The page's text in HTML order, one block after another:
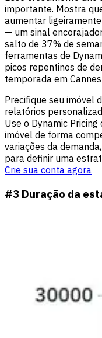
importante. Mostra
aumentar
— um sinal
salto de 37% de
ferramentas de
picos repentinos de
temporada em
Precifique seu imóvel
relatórios
Use o Dynamic
imóvel de forma
variações da
para definir uma
Crie sua conta agora
#3 Duração da